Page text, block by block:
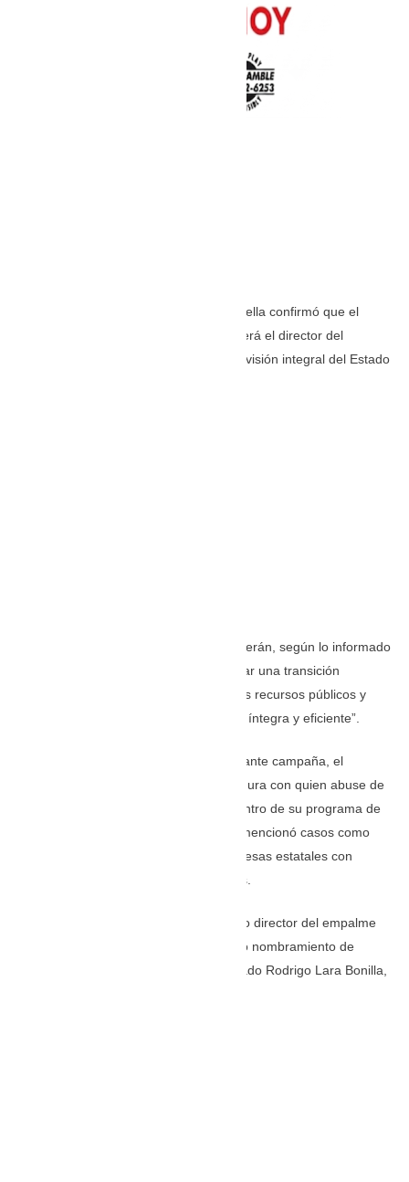
A través de un comunicado, De la Espriella confirmó que el
economista, exministro de Hacienda, será el director del
Empalme Anticorrupción y liderará la revisión integral del Estado
El vicepresidente junto a su equipo deberán, según lo informado
desde la campaña ganadora, “garantizar una transición
transparente, identificar riesgos para los recursos públicos y
sentar las bases de una administración íntegra y eficiente”.
Respecto a combatir la corrupción, durante campaña, el
abogado mencionó que tendría mano dura con quien abuse de
los recursos del Estado y estableció dentro de su programa de
gobierno una “limpieza institucional” y mencionó casos como
Ecopetrol, siendo esta una de las empresas estatales con
prioridad para eliminar malas gerencias.
La designación del vicepresidente como director del empalme
anticorrupción se suma al ya anunciado nombramiento de
Rodrigo Lara Restrepo, hijo del asesinado Rodrigo Lara Bonilla,